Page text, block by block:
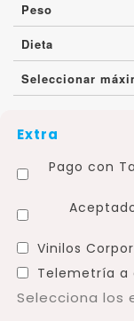
Peso
Dieta
Seleccionar
Extra
Pago con
Vinilos
Telemetría a
Selecciona los